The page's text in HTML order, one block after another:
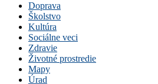
Doprava
Školstvo
Kultúra
Sociálne veci
Zdravie
Životné prostredie
Mapy
Úrad